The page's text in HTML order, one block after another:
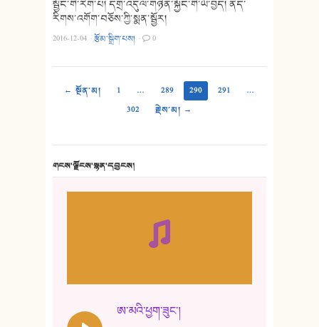
སྦྱོང་གི་རིག་པ། དགྲ་འདུལ་གཉེན་སྐྱོང་གི་ཡོ་བྱད། ནད་
རིགས་འགོག་བཅོས་ཀྱི་སྨན་སྦྱོར།
2016-12-04 ·རྩོམ་སྒྲིག་པས། · 0
← སྔོན་མ། 1 … 289 290 291
…
302
རྗེས་མ། →
གངས་ལྗོངས་སྙན་དབྱངས།
ཨ་མའི་ཕྱག་ཟུང་།